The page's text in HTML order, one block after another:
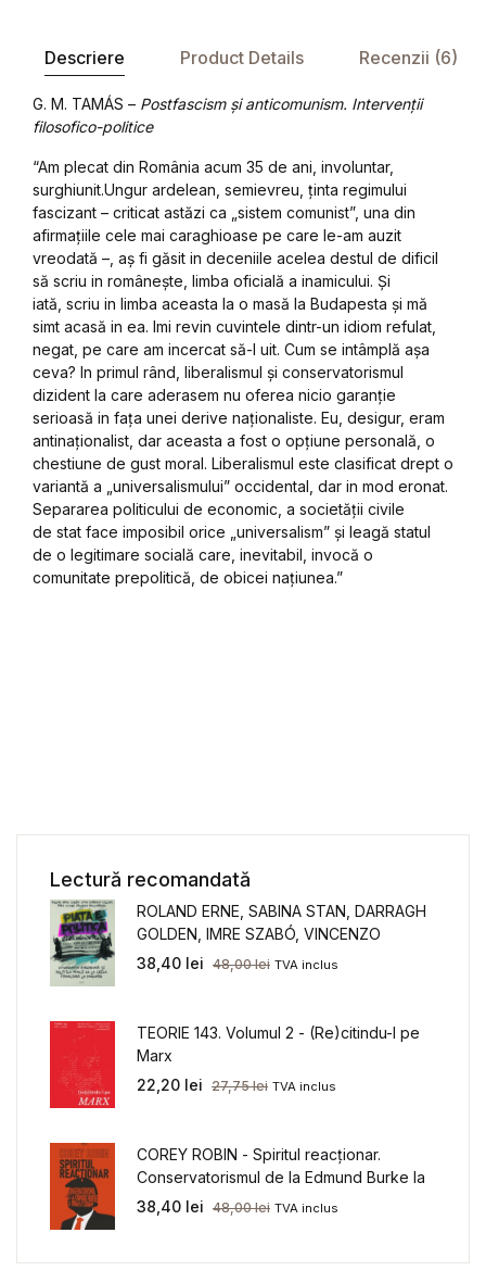
Descriere Product Details Recenzii (6)
G. M. TAMÁS – Postfascism și anticomunism. Intervenții
filosofico-politice
“Am plecat din România acum 35 de ani, involuntar,
surghiunit.Ungur ardelean, semievreu, ținta regimului
fascizant – criticat astăzi ca „sistem comunist”, una din
afirmațiile cele mai caraghioase pe care le-am auzit
vreodată –, aș fi găsit in deceniile acelea destul de dificil
să scriu in românește, limba oficială a inamicului. Și
iată, scriu in limba aceasta la o masă la Budapesta și mă
simt acasă in ea. Imi revin cuvintele dintr-un idiom refulat,
negat, pe care am incercat să-l uit. Cum se intâmplă așa
ceva? In primul rând, liberalismul și conservatorismul
dizident la care aderasem nu oferea nicio garanție
serioasă in fața unei derive naționaliste. Eu, desigur, eram
antinaționalist, dar aceasta a fost o opțiune personală, o
chestiune de gust moral. Liberalismul este clasificat drept o
variantă a „universalismului” occidental, dar in mod eronat.
Separarea politicului de economic, a societății civile
de stat face imposibil orice „universalism” și leagă statul
de o legitimare socială care, inevitabil, invocă o
comunitate prepolitică, de obicei națiunea.”
Lectură recomandată
ROLAND ERNE, SABINA STAN, DARRAGH
GOLDEN, IMRE SZABÓ, VINCENZO
MACCARRONE - PIAȚA E POLITICĂ.
38,40 lei 48,00lei TVA inclus
TEORIE 143. Volumul 2 - (Re)citindu-l pe
Marx
22,20 lei 27,75lei TVA inclus
COREY ROBIN - Spiritul reacționar.
Conservatorismul de la Edmund Burke la
Donald Trump
38,40 lei 48,00lei TVA inclus